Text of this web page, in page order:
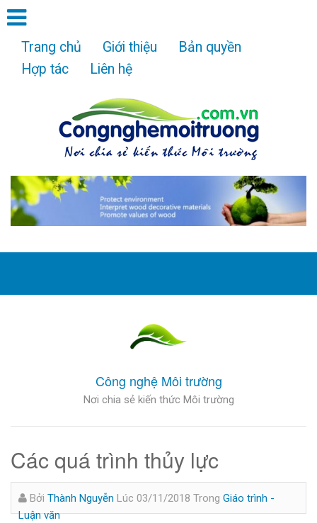
Trang chủ Giới thiệu
Bản quyền
Hợp tác
Liên hệ
Công nghệ Môi trường
Nơi chia sẻ kiến thức Môi trường
Các quá trình thủy lực
Bởi Thành Nguyễn Lúc 03/11/2018 Trong Giáo trình -
Luận văn